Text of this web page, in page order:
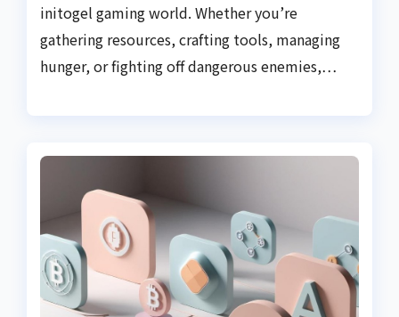
initogel gaming world. Whether you’re
gathering resources, crafting tools, managing
hunger, or fighting off dangerous enemies,…